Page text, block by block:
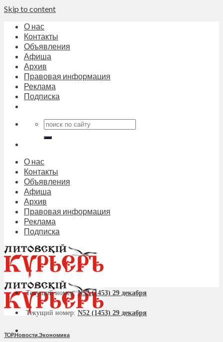
Skip to content
О нас
Контакты
Объявления
Афиша
Архив
Правовая информация
Реклама
Подписка
О нас
Контакты
Объявления
Афиша
Архив
Правовая информация
Реклама
Подписка
Текущий номер:N52 (1453) 29 декабря
Текущий номер: N52 (1453) 29 декабря
TOP,Новости,Экономика